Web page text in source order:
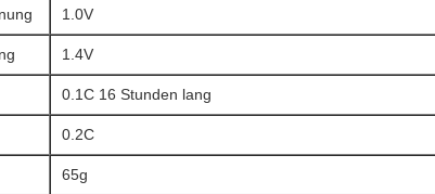
1.0V
1.4V
0.1C 16 Stunden lang
0.2C
65g